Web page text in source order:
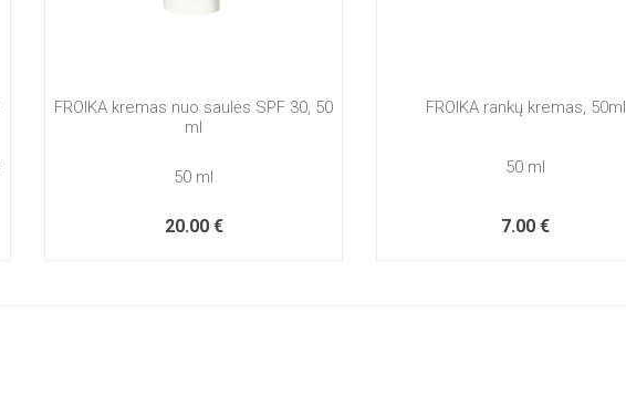
FROIKA kremas nuo saulės SPF 30, 50
ml
50 ml
20.00 €
FROIKA rankų kremas, 50ml
50 ml
7.00 €